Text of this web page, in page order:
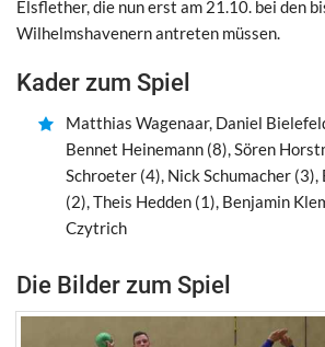
Elsflether, die nun erst am 21.10. bei den
Wilhelmshavenern antreten müssen.
Kader zum Spiel
Matthias Wagenaar, Daniel
Bennet Heinemann (8), Sören
Schroeter (4), Nick Schumacher
(2), Theis Hedden (1), Benjamin
Czytrich
Die Bilder zum Spiel